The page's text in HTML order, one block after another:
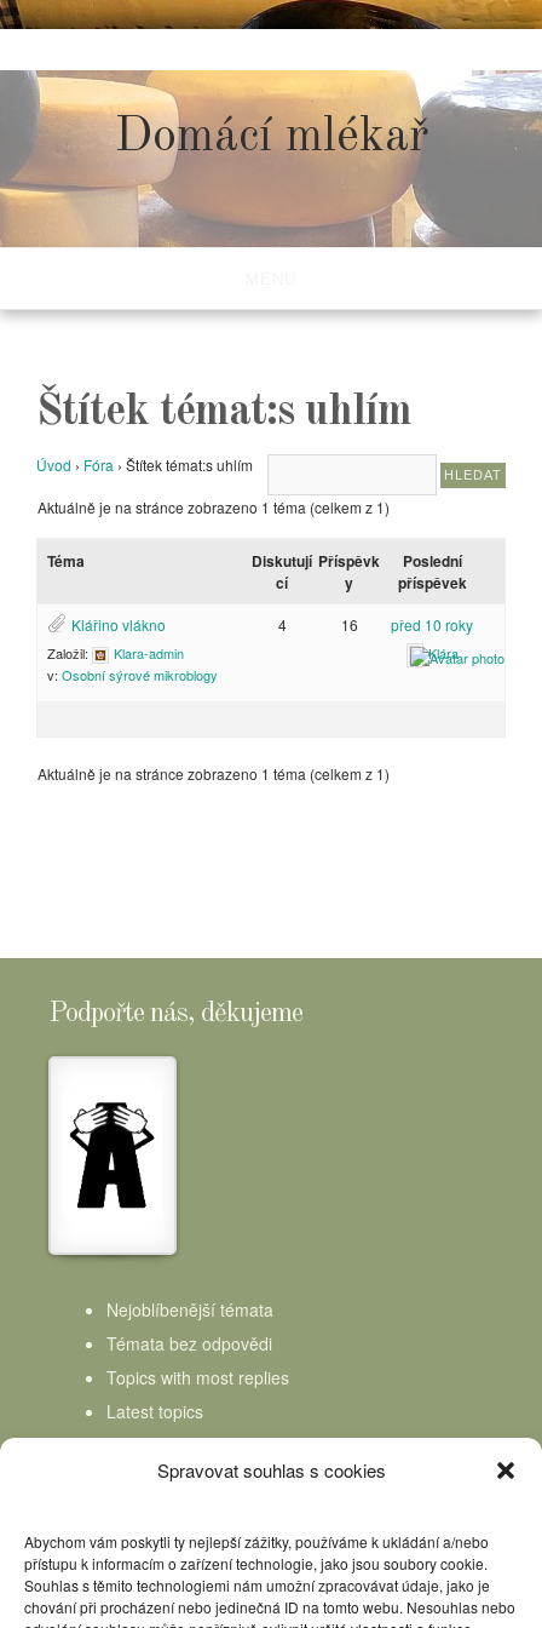
Spravovat souhlas s cookies
Abychom vám poskytli ty nejlepší zážitky, používáme k ukládání a/nebo
přístupu k informacím o zařízení technologie, jako jsou soubory cookie.
Souhlas s těmito technologiemi nám umožní zpracovávat údaje, jako je
chování při procházení nebo jedinečná ID na tomto webu. Nesouhlas nebo
to
content
Domácí mlékař
Štítek témat:s uhlím
Úvod › Fóra › Štítek témat:s uhlím
Aktuálně je na stránce zobrazeno 1 téma (celkem z 1)
Téma
Diskutují
cí
Příspěvk
y
Poslední
příspěvek
Klářino vlákno
Založil:
Klara-admin
v: Osobní sýrové mikroblogy
4 16 před 10 roky
Klára
Aktuálně je na stránce zobrazeno 1 téma (celkem z 1)
Podpořte nás, děkujeme
Nejoblíbenější témata
Témata bez odpovědi
Topics with most replies
Latest topics
Topics Freshness